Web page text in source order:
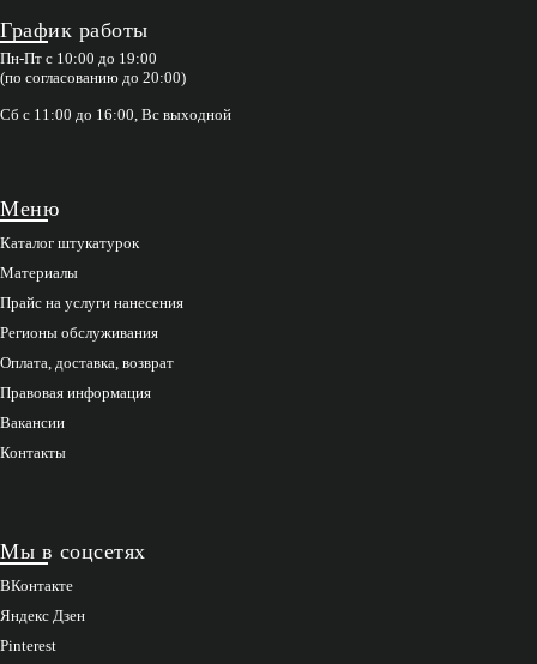
График работы
Пн-Пт с 10:00 до 19:00
(по согласованию до 20:00)
Сб с 11:00 до 16:00, Вс выходной
Меню
Каталог штукатурок
Материалы
Прайс на услуги нанесения
Регионы обслуживания
Оплата, доставка, возврат
Правовая информация
Вакансии
Контакты
Мы в соцсетях
ВКонтакте
Яндекс Дзен
Pinterest